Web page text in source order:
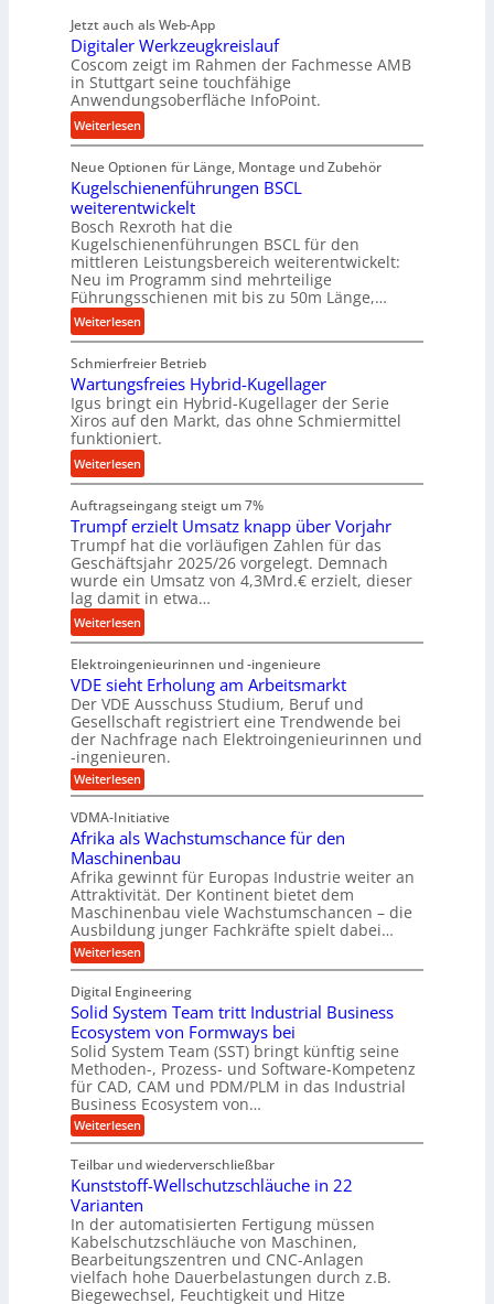
e
t
r
i
e
b
f
ü
r
r
a
u
e
U
m
g
e
b
u
n
g
e
n
Jetzt auch als Web-App
Digitaler Werkzeugkreislauf
Coscom zeigt im Rahmen der Fachmesse AMB
in Stuttgart seine touchfähige
Anwendungsoberfläche InfoPoint.
Weiterlesen:
D
i
g
i
t
a
e
r
W
e
r
k
z
e
g
k
r
e
i
s
l
a
u
f
Neue Optionen für Länge, Montage und Zubehör
Kugelschienenführungen BSCL
weiterentwickelt
Bosch Rexroth hat die
Kugelschienenführungen BSCL für den
mittleren Leistungsbereich weiterentwickelt:
Neu im Programm sind mehrteilige
Führungsschienen mit bis zu 50m Länge,…
Weiterlesen:
K
u
g
e
l
s
c
h
i
e
n
e
n
f
ü
u
n
g
e
n
B
S
C
L
w
e
i
t
e
r
e
n
t
w
i
c
k
e
l
t
Schmierfreier Betrieb
Wartungsfreies Hybrid-Kugellager
Igus bringt ein Hybrid-Kugellager der Serie
Xiros auf den Markt, das ohne Schmiermittel
funktioniert.
Weiterlesen:
W
a
r
t
u
n
g
s
r
e
i
e
s
H
y
b
r
i
d
-
K
u
g
e
l
l
a
g
e
r
Auftragseingang steigt um 7%
Trumpf erzielt Umsatz knapp über Vorjahr
Trumpf hat die vorläufigen Zahlen für das
Geschäftsjahr 2025/26 vorgelegt. Demnach
wurde ein Umsatz von 4,3Mrd.€ erzielt, dieser
lag damit in etwa…
Weiterlesen:
T
r
u
m
p
f
e
r
e
l
t
U
m
s
t
z
k
n
a
p
p
ü
b
e
r
V
o
r
j
Elektroingenieurinnen und -ingenieure
VDE sieht Erholung am Arbeitsmarkt
Der VDE Ausschuss Studium, Beruf und
Gesellschaft registriert eine Trendwende bei
der Nachfrage nach Elektroingenieurinnen und
-ingenieuren.
Weiterlesen:
V
E
s
i
e
h
t
E
r
h
o
u
n
g
a
m
A
r
b
e
i
t
s
m
a
r
k
t
VDMA-Initiative
Afrika als Wachstumschance für den
Maschinenbau
Afrika gewinnt für Europas Industrie weiter an
Attraktivität. Der Kontinent bietet dem
Maschinenbau viele Wachstumschancen – die
Ausbildung junger Fachkräfte spielt dabei…
Weiterlesen:
A
r
i
k
a
a
s
W
a
c
s
t
m
s
c
h
a
n
Digital Engineering
Solid System Team tritt Industrial Business
Ecosystem von Formways bei
Solid System Team (SST) bringt künftig seine
Methoden-, Prozess- und Software-Kompetenz
für CAD, CAM und PDM/PLM in das Industrial
Business Ecosystem von…
Weiterlesen:
S
l
i
d
S
y
s
t
e
m
Teilbar und wiederverschließbar
Kunststoff-Wellschutzschläuche in 22
Varianten
In der automatisierten Fertigung müssen
Kabelschutzschläuche von Maschinen,
Bearbeitungszentren und CNC-Anlagen
vielfach hohe Dauerbelastungen durch z.B.
Biegewechsel, Feuchtigkeit und Hitze